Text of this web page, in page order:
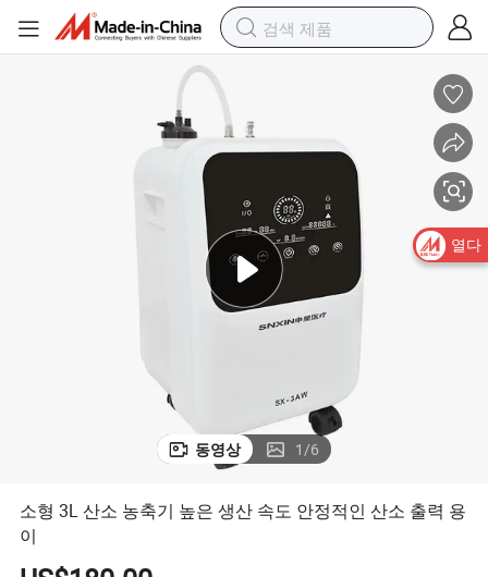
동영상 1/6
소형 3L 산소 농축기 높은 생산 속도 안정적인 산소 출력 용
이
열다